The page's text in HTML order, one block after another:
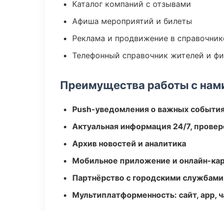
Каталог компаний с отзывами
Афиша мероприятий и билеты
Реклама и продвижение в
Телефонный справочник жителей и
Преимущества работы с
Push-уведомления о важных
Актуальная информация 24/7,
Архив новостей и аналитика
Мобильное приложение и онлайн-
Партнёрство с городскими службами
Мультиплатформенность: сайт, app,